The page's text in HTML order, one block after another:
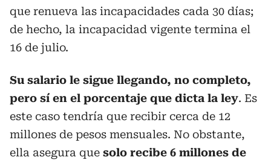
que renueva las incapacidades cada 30 días;
de hecho, la incapacidad vigente termina el
16 de julio.
Su salario le sigue llegando, no completo,
pero sí en el porcentaje que dicta la ley. Es
este caso tendría que recibir cerca de 12
millones de pesos mensuales. No obstante,
ella asegura que solo recibe 6 millones de